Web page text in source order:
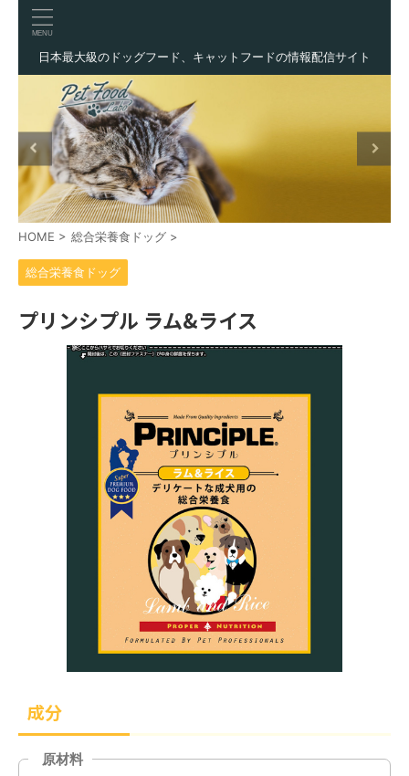
日本最大級のドッグフード、キャットフードの情報配信サイト
HOME > 総合栄養食ドッグ >
総合栄養食ドッグ
プリンシプル ラム&ライス
成分
原材料